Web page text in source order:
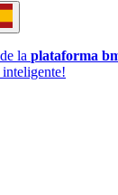
la plataforma
inteligente!